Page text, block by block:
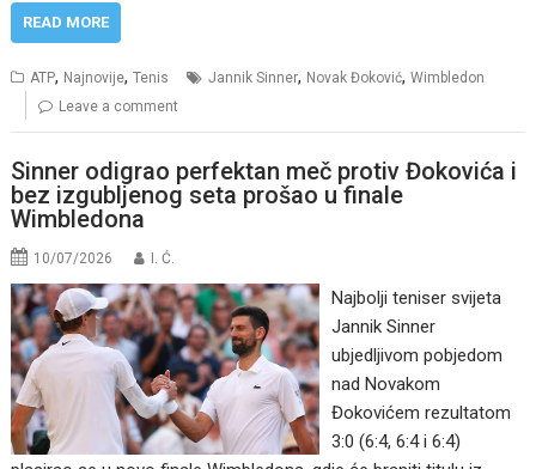
READ MORE
ATP, Najnovije,Tenis Jannik Sinner, Novak Đoković,Wimbledon
Leave a comment
Sinner odigrao perfektan meč protiv Đokovića i
bez izgubljenog seta prošao u finale
Wimbledona
10/07/2026 I. Ć.
Najbolji teniser svijeta
Jannik Sinner
ubjedljivom pobjedom
nad Novakom
Đokovićem rezultatom
3:0 (6:4, 6:4 i 6:4)